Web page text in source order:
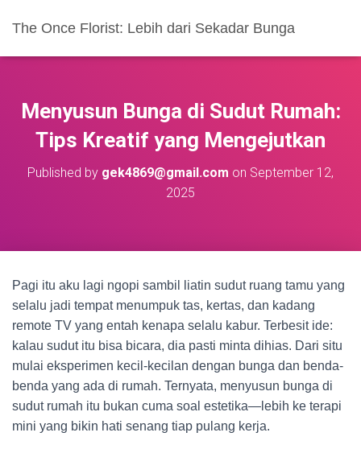
The Once Florist: Lebih dari Sekadar Bunga
Menyusun Bunga di Sudut Rumah:
Tips Kreatif yang Mengejutkan
Published by gek4869@gmail.com on September 12,
2025
Pagi itu aku lagi ngopi sambil liatin sudut ruang tamu yang
selalu jadi tempat menumpuk tas, kertas, dan kadang
remote TV yang entah kenapa selalu kabur. Terbesit ide:
kalau sudut itu bisa bicara, dia pasti minta dihias. Dari situ
mulai eksperimen kecil-kecilan dengan bunga dan benda-
benda yang ada di rumah. Ternyata, menyusun bunga di
sudut rumah itu bukan cuma soal estetika—lebih ke terapi
mini yang bikin hati senang tiap pulang kerja.